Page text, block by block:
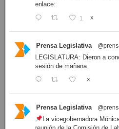
enlace:
1 X
Prensa Legislativa
LEGISLATURA: Dieron a
sesión de mañana
X
Prensa Legislativa
La vicegobernadora